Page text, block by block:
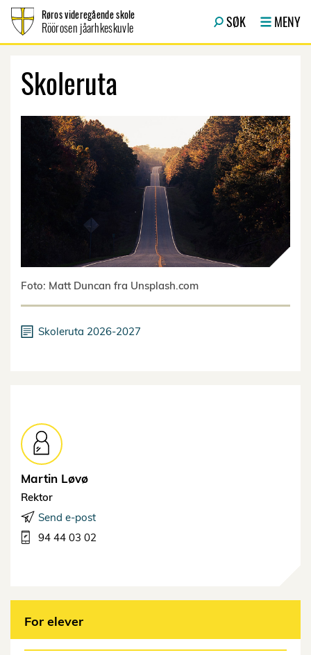
Hopp til innhold
Røros videregående skole
Röörosen jåarhkeskuvle SØK MENY
Skoleruta
Foto: Matt Duncan fra Unsplash.com
Skoleruta 2026-2027
Martin Løvø
Rektor
Send e-post
94 44 03 02
For elever